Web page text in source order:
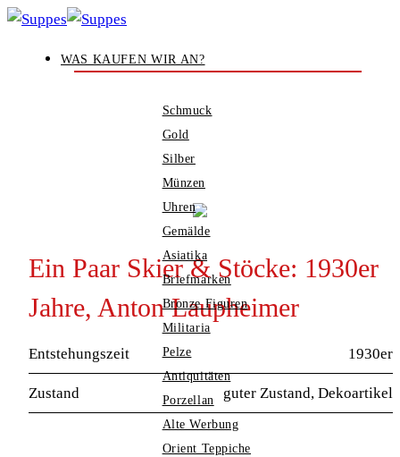
Zum
springenWAS KAUFEN WIR AN?
Schmuck
Gold
Silber
Münzen
Uhren
Gemälde
Asiatika
Briefmarken
Bronze Figuren
Militaria
Pelze
Antiquitäten
Porzellan
Alte Werbung
Orient Teppiche
Ein Paar Skier & Stöcke: 1930er
Jahre, Anton Laupheimer
Entstehungszeit 1930er
Zustand guter Zustand, Dekoartikel